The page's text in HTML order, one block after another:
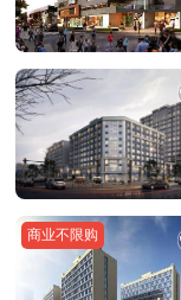
商业不限购